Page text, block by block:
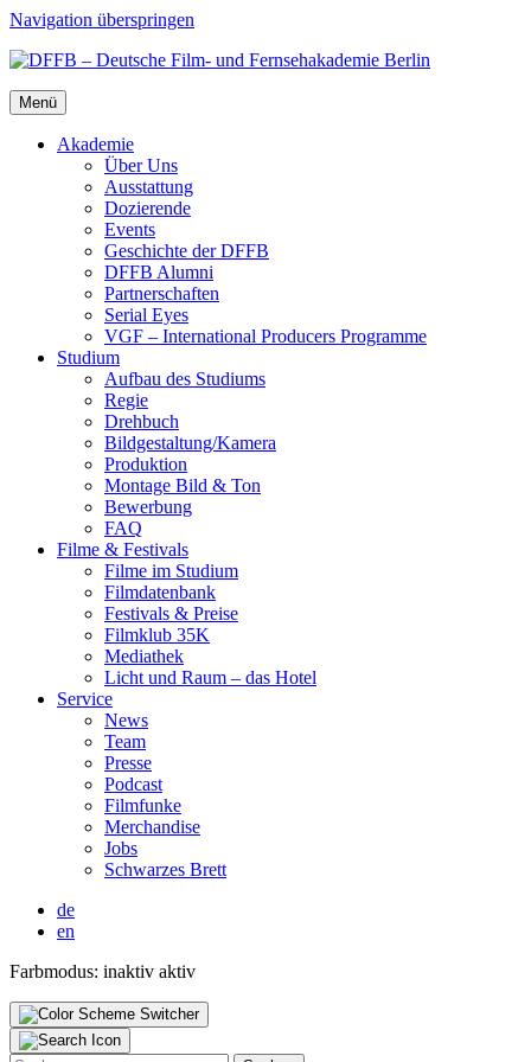
Navigation überspringen
Menü
Aka­de­mie
Über Uns
Aus­stat­tung
Dozie­ren­de
Events
Geschich­te der DFFB
DFFB Alum­ni
Part­ner­schaf­ten
Seri­al Eyes
VGF – Inter­na­tio­nal Pro­du­cers Pro­gram­me
Stu­di­um
Auf­bau des Stu­di­ums
Regie
Dreh­buch
Bildgestaltung/​​Kamera
Pro­duk­ti­on
Mon­ta­ge Bild & Ton
Bewer­bung
FAQ
Fil­me & Fes­ti­vals
Fil­me im Stu­di­um
Film­da­ten­bank
Fes­ti­vals & Prei­se
Film­klub 35K
Media­thek
Licht und Raum – das Hotel
Ser­vice
News
Team
Pres­se
Pod­cast
Film­fun­ke
Mer­chan­di­se
Jobs
Schwar­zes Brett
de
en
Farbmodus: inaktiv aktiv